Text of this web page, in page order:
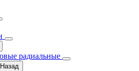
радиальные
Назад